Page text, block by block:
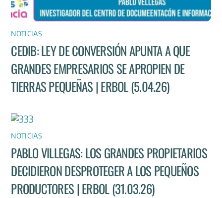
NOTICIAS
CEDIB: LEY DE CONVERSIÓN APUNTA A QUE
GRANDES EMPRESARIOS SE APROPIEN DE
TIERRAS PEQUEÑAS | ERBOL (5.04.26)
NOTICIAS
PABLO VILLEGAS: LOS GRANDES PROPIETARIOS
DECIDIERON DESPROTEGER A LOS PEQUEÑOS
PRODUCTORES | ERBOL (31.03.26)